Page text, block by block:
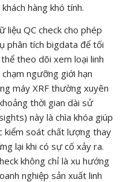
hàng khó tính.
QC check cho phép
phân tích bigdata để tối
theo dõi xem loại linh
ngưỡng giới hạn
máy XRF thường xuyên
thời gian dài sử
này là chìa khóa giúp
kiểm soát chất lượng thay
lại khi có sự cố xảy ra.
không chỉ là xu hướng
nghiệp sản xuất linh